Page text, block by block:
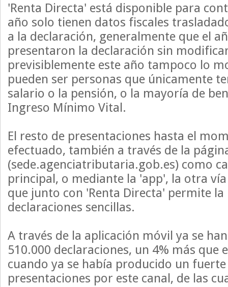
'Renta Directa' está disponible para
año solo tienen datos fiscales
a la declaración, generalmente que el
presentaron la declaración sin
previsiblemente este año tampoco lo
pueden ser personas que únicamente
salario o la pensión, o la mayoría de
Ingreso Mínimo Vital.
El resto de presentaciones hasta el
efectuado, también a través de la
(sede.agenciatributaria.gob.es) como
principal, o mediante la 'app', la otra
que junto con 'Renta Directa' permite
declaraciones sencillas.
A través de la aplicación móvil ya se
510.000 declaraciones, un 4% más que
cuando ya se había producido un
presentaciones por este canal, de las